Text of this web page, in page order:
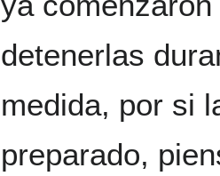
detenerlas
medida, por si
preparado,